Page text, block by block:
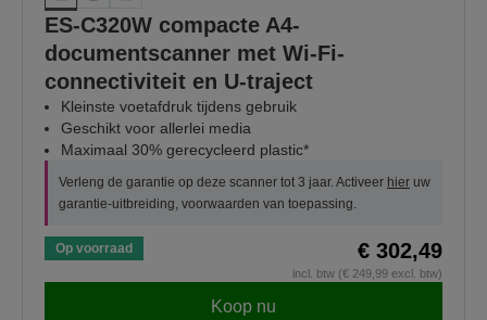
ES-C320W compacte A4-
documentscanner met Wi-Fi-
connectiviteit en U-traject
Kleinste voetafdruk tijdens gebruik
Geschikt voor allerlei media
Maximaal 30% gerecycleerd plastic*
Verleng de garantie op deze scanner tot 3 jaar. Activeer hier uw
garantie-uitbreiding, voorwaarden van toepassing.
Op voorraad € 302,49
incl. btw (€ 249,99 excl. btw)
Koop nu